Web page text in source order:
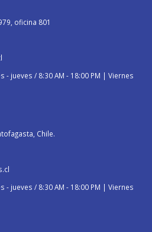
oficina 801
- jueves / 8:30 AM - 18:00 PM | Viernes
Chile.
- jueves / 8:30 AM - 18:00 PM | Viernes